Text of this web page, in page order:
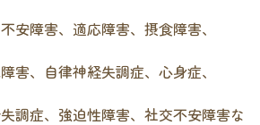
安障害、適応障害、摂食障害、
害、自律神経失調症、心身症、
調症、強迫性障害、社交不安障害な